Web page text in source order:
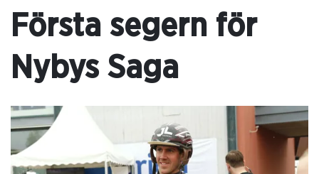
Första segern för
Nybys Saga